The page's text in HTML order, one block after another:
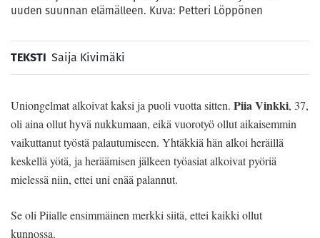
uuden suunnan elämälleen. Kuva: Petteri Löppönen
TEKSTI Saija Kivimäki
Uniongelmat alkoivat kaksi ja puoli vuotta sitten. Piia Vinkki, 37,
oli aina ollut hyvä nukkumaan, eikä vuorotyö ollut aikaisemmin
vaikuttanut työstä palautumiseen. Yhtäkkiä hän alkoi heräillä
keskellä yötä, ja heräämisen jälkeen työasiat alkoivat pyöriä
mielessä niin, ettei uni enää palannut.
Se oli Piialle ensimmäinen merkki siitä, ettei kaikki ollut
kunnossa.